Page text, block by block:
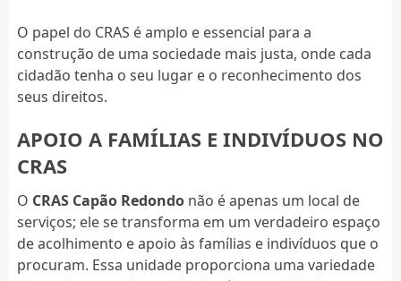
O papel do CRAS é amplo e essencial para a
construção de uma sociedade mais justa, onde cada
cidadão tenha o seu lugar e o reconhecimento dos
seus direitos.
APOIO A FAMÍLIAS E INDIVÍDUOS NO
CRAS
O CRAS Capão Redondonão é apenas um local de
serviços; ele se transforma em um verdadeiro espaço
de acolhimento e apoio às famílias e indivíduos que o
procuram. Essa unidade proporciona uma variedade